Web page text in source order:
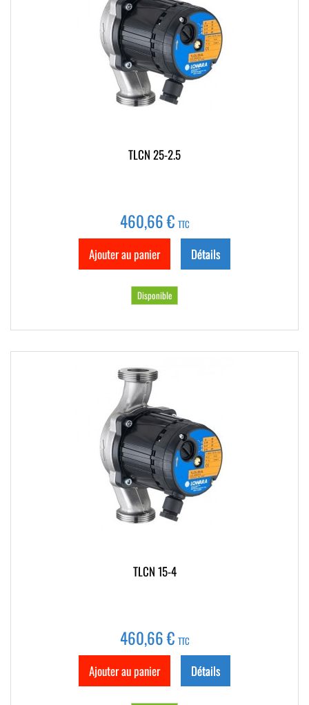
TLCN 25-2.5
460,66 € TTC
Ajouter au panier Détails
Disponible
TLCN 15-4
460,66 € TTC
Ajouter au panier Détails